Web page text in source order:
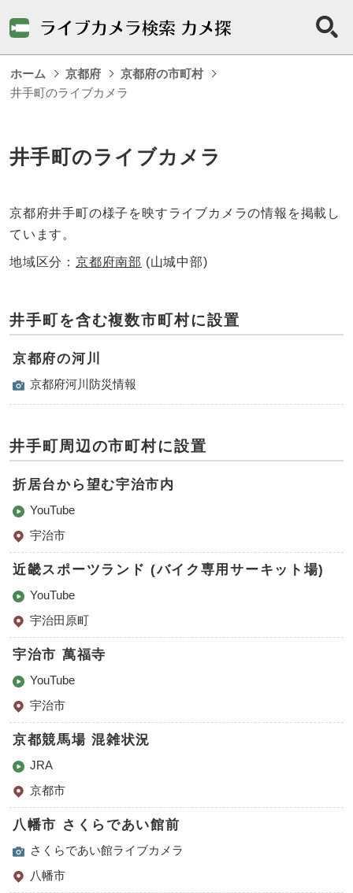
ホーム 京都府
京都府の市町村
井手町のライブカメラ
井手町のライブカメラ
京都府井手町の様子を映すライブカメラの情報を掲載し
ています。
地域区分： 京都府南部 (山城中部)
井手町を含む複数市町村に設置
京都府の河川
京都府河川防災情報
井手町周辺の市町村に設置
折居台から望む宇治市内
YouTube
宇治市
近畿スポーツランド (バイク専用サーキット場)
YouTube
宇治田原町
宇治市 萬福寺
YouTube
宇治市
京都競馬場 混雑状況
JRA
京都市
八幡市 さくらであい館前
さくらであい館ライブカメラ
八幡市